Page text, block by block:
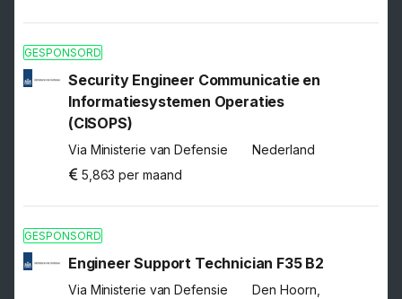
GESPONSORD
Security Engineer Communicatie en
Informatiesystemen Operaties
(CISOPS)
Via Ministerie van Defensie
Nederland
5,863 per maand
GESPONSORD
Engineer Support Technician F35 B2
Via Ministerie van Defensie
Den Hoorn,